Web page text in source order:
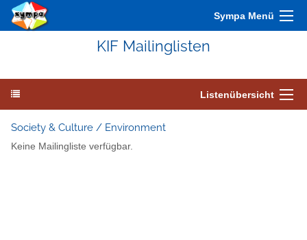
Sympa Menü
KIF Mailinglisten
Listenübersicht
Society & Culture / Environment
Keine Mailingliste verfügbar.